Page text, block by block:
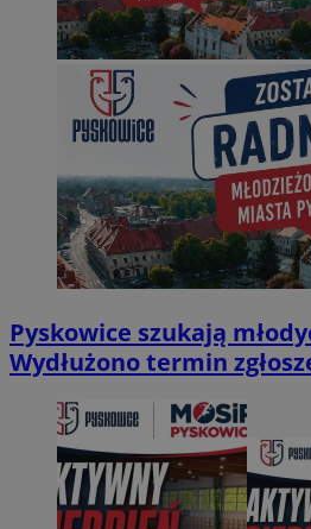
Pyskowice szukają
Wydłużono termin